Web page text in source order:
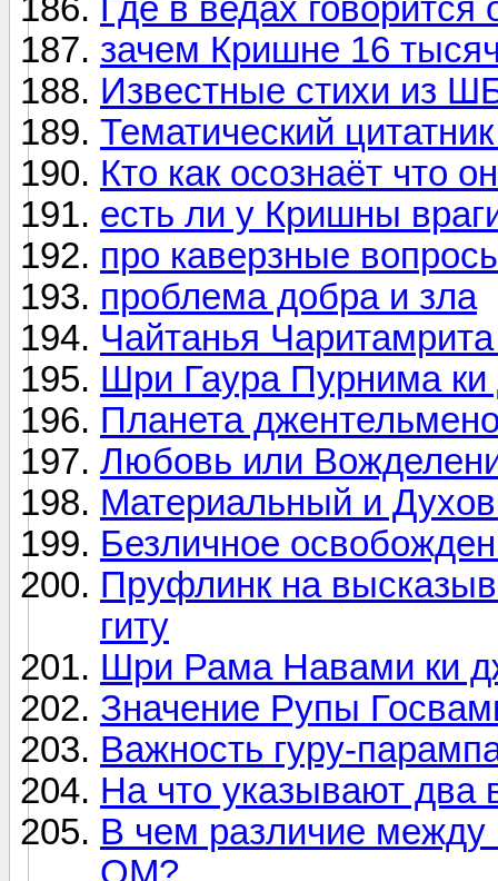
Где в ведах
зачем Кришне 16
Известные стихи из
Тематический
Кто как осознаёт что
есть ли у Кришны
про каверзные
проблема добра и зла
Чайтанья
Шри Гаура Пурнима ки
Планета
Любовь или
Материальный и
Безличное
Пруфлинк на
гиту
Шри Рама Навами ки
Значение Рупы
Важность гуру-
На что указывают
В чем различие
ОМ?